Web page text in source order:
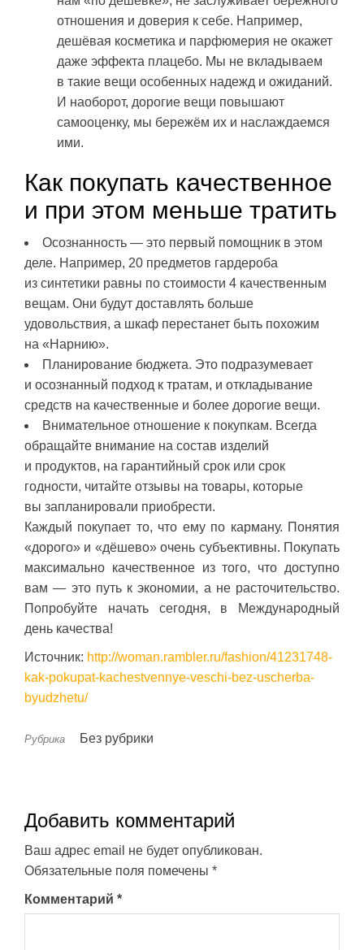
отношения и доверия к себе. Например,
дешёвая косметика и парфюмерия не окажет
даже эффекта плацебо. Мы не вкладываем
в такие вещи особенных надежд и ожиданий.
И наоборот, дорогие вещи повышают
самооценку, мы бережём их и наслаждаемся
ими.
Как покупать качественное
и при этом меньше тратить
Осознанность — это первый помощник в этом
деле. Например, 20 предметов гардероба
из синтетики равны по стоимости 4 качественным
вещам. Они будут доставлять больше
удовольствия, а шкаф перестанет быть похожим
на «Нарнию».
Планирование бюджета. Это подразумевает
и осознанный подход к тратам, и откладывание
средств на качественные и более дорогие вещи.
Внимательное отношение к покупкам. Всегда
обращайте внимание на состав изделий
и продуктов, на гарантийный срок или срок
годности, читайте отзывы на товары, которые
вы запланировали приобрести.
Каждый покупает то, что ему по карману. Понятия
«дорого» и «дёшево» очень субъективны. Покупать
максимально качественное из того, что доступно
вам — это путь к экономии, а не расточительство.
Попробуйте начать сегодня, в Международный
день качества!
Источник: http://woman.rambler.ru/fashion/41231748-
kak-pokupat-kachestvennye-veschi-bez-uscherba-
byudzhetu/
Рубрика Без рубрики
Добавить комментарий
Ваш адрес email не будет опубликован.
Обязательные поля помечены *
Комментарий *